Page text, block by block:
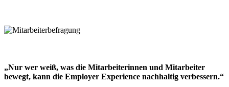
„Nur wer weiß, was die Mitarbeiterinnen und Mitarbeiter
bewegt, kann die Employer Experience nachhaltig verbessern.“